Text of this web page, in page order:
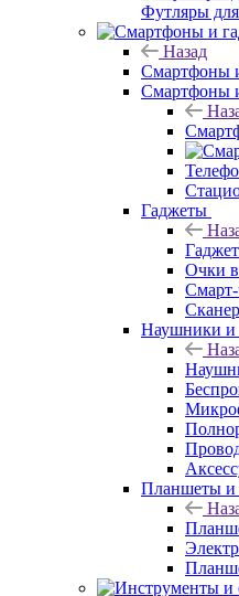
Футляры
Назад
Смартфоны
Смартфоны
Гаджеты
Очки
Наушники
Планшеты и